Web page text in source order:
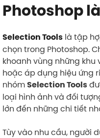
Photoshop
Selection Tools là tập
chọn trong Photoshop.
khoanh vùng những
hoặc áp dụng hiệu ứng
nhómSelection Tools
loại hình ảnh và đối
lớn đến những chi tiết
Tùy vào nhu cầu, người